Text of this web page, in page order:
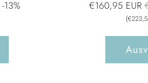
-13% €160,95 EUR
(